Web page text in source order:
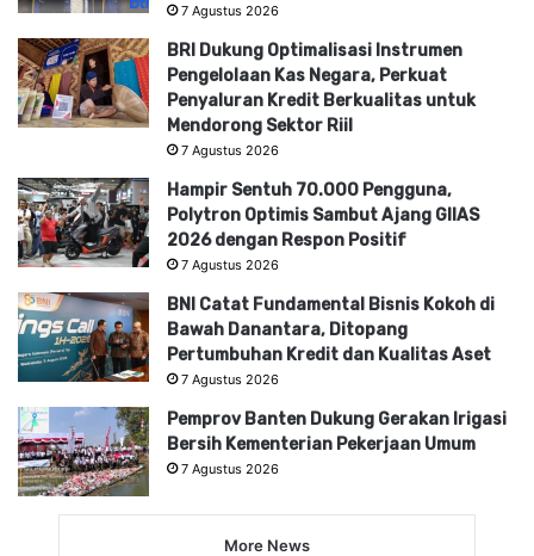
7 Agustus 2026
BRI Dukung Optimalisasi Instrumen
Pengelolaan Kas Negara, Perkuat
Penyaluran Kredit Berkualitas untuk
Mendorong Sektor Riil
7 Agustus 2026
Hampir Sentuh 70.000 Pengguna,
Polytron Optimis Sambut Ajang GIIAS
2026 dengan Respon Positif
7 Agustus 2026
BNI Catat Fundamental Bisnis Kokoh di
Bawah Danantara, Ditopang
Pertumbuhan Kredit dan Kualitas Aset
7 Agustus 2026
Pemprov Banten Dukung Gerakan Irigasi
Bersih Kementerian Pekerjaan Umum
7 Agustus 2026
More News